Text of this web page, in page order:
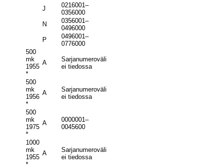
J
0216001–
0356000
N
0356001–
0496000
P
0496001–
0776000
500
mk
1955
*
A
Sarjanumeroväli
ei tiedossa
500
mk
1956
*
A
Sarjanumeroväli
ei tiedossa
500
mk
1975
*
A
0000001–
0045600
1000
mk
1955
*
A
Sarjanumeroväli
ei tiedossa